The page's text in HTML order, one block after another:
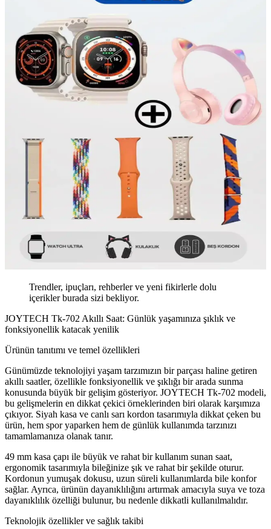
Trendler, ipuçları, rehberler ve yeni fikirlerle dolu
içerikler burada sizi bekliyor.
JOYTECH Tk-702 Akıllı Saat: Günlük yaşamınıza şıklık ve
fonksiyonellik katacak yenilik
Ürünün tanıtımı ve temel özellikleri
Günümüzde teknolojiyi yaşam tarzımızın bir parçası haline getiren
akıllı saatler, özellikle fonksiyonellik ve şıklığı bir arada sunma
konusunda büyük bir gelişim gösteriyor. JOYTECH Tk-702 modeli,
bu gelişmelerin en dikkat çekici örneklerinden biri olarak karşımıza
çıkıyor. Siyah kasa ve canlı sarı kordon tasarımıyla dikkat çeken bu
ürün, hem spor yaparken hem de günlük kullanımda tarzınızı
tamamlamanıza olanak tanır.
49 mm kasa çapı ile büyük ve rahat bir kullanım sunan saat,
ergonomik tasarımıyla bileğinize şık ve rahat bir şekilde oturur.
Kordonun yumuşak dokusu, uzun süreli kullanımlarda bile konfor
sağlar. Ayrıca, ürünün dayanıklılığını artırmak amacıyla suya ve toza
dayanıklılık özelliği bulunur, bu nedenle dikkatli kullanılmalıdır.
Teknolojik özellikler ve sağlık takibi